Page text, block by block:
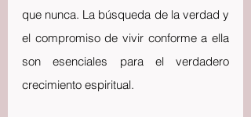
que nunca. La búsqueda de la verdad y
el compromiso de vivir conforme a ella
son esenciales para el verdadero
crecimiento espiritual.